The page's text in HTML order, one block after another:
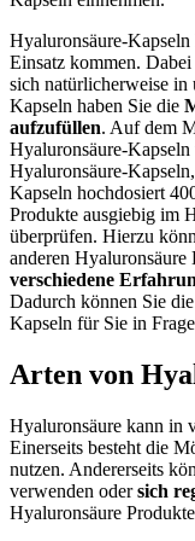
Hyaluronsäure-
Einsatz kommen.
sich natürlicherweise
Kapseln haben Sie die
aufzufüllen. Auf dem
Hyaluronsäure-
Hyaluronsäure-
Kapseln hochdosiert
Produkte ausgiebig im
überprüfen. Hierzu
anderen Hyaluronsäure
verschiedene
Dadurch können Sie
Kapseln für Sie in
Arten von
Hyaluronsäure kann in
Einerseits besteht die
nutzen. Andererseits
verwenden odersich
Hyaluronsäure